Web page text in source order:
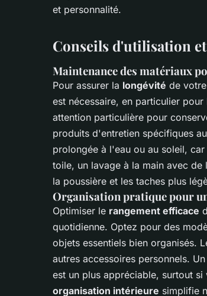
et personnalité.
Conseils d'utilisation
Maintenance des matériaux
Pour assurer la longévité de votre
est nécessaire, en particulier
attention particulière pour
produits d'entretien spécifiques
prolongée à l'eau ou au soleil,
toile, un lavage à la main avec
la poussière et les taches plus
Organisation pratique pour
Optimiser le rangement efficace
quotidienne. Optez pour des
objets essentiels bien organisés.
autres accessoires personnels.
est un plus appréciable, surtout
organisation intérieure simplifie